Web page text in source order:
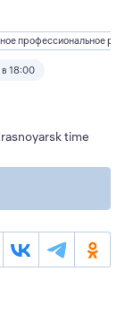
профессиональное
18:00
time